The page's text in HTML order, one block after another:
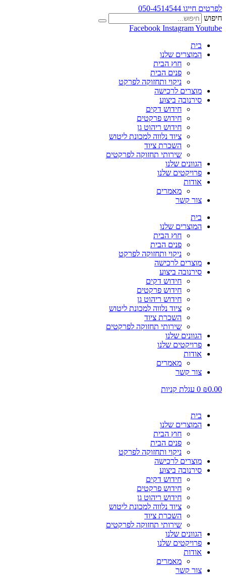
לפרטים חייגו 050-4514544
חיפוש
Facebook InstagramYoutube
בית
המוצרים שלנו
חוץ הבית
פנים הבית
ניקוי ותחזוקה לפרקט
מוצרים לרכישה
סירנובה ביצוע
חידוש דקים
חידוש פרקטים
חידוש ריהוט גן
ציוד נלווה למכונת ליטוש
השכרת ציוד
שירותי תחזוקה לפרקטים
הגוונים שלנו
פרויקטים שלנו
אודות
מאמרים
צור קשר
בית
המוצרים שלנו
חוץ הבית
פנים הבית
ניקוי ותחזוקה לפרקט
מוצרים לרכישה
סירנובה ביצוע
חידוש דקים
חידוש פרקטים
חידוש ריהוט גן
ציוד נלווה למכונת ליטוש
השכרת ציוד
שירותי תחזוקה לפרקטים
הגוונים שלנו
פרויקטים שלנו
אודות
מאמרים
צור קשר
₪0.00
0 עגלת קניות
בית
המוצרים שלנו
חוץ הבית
פנים הבית
ניקוי ותחזוקה לפרקט
מוצרים לרכישה
סירנובה ביצוע
חידוש דקים
חידוש פרקטים
חידוש ריהוט גן
ציוד נלווה למכונת ליטוש
השכרת ציוד
שירותי תחזוקה לפרקטים
הגוונים שלנו
פרויקטים שלנו
אודות
מאמרים
צור קשר